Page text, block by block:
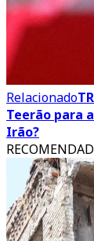
Relacionado
Teerão para
Irão?